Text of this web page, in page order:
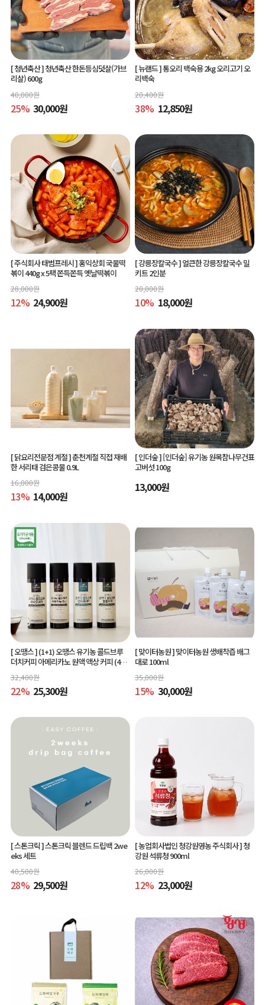
[ 청년축산 ]청년축산 한돈등심덧살(가브
리살) 600g
40,000원
25% 30,000원
[ 뉴랜드 ]통오리 백숙용 2kg 오리고기 오
리백숙
20,400원
38% 12,850원
[ 주식회사 태범프레시 ]홍익상회 국물떡
볶이 440g x 5팩 쫀득쫀득 옛날떡볶이
28,000원
12% 24,900원
[ 강릉장칼국수 ]얼큰한 강릉장칼국수 밀
키트 2인분
20,000원
10% 18,000원
[ 닭요리전문점 계절 ]춘천계절 직접 재배
한 서리태 검은콩물 0.9L
16,000원
13% 14,000원
[ 인더숲 ][인더숲] 유기농 원목참나무건표
고버섯 100g
13,000원
[ 오땡스 ](1+1) 오땡스 유기농 콜드브루
더치커피 아메리카노 원액 액상 커피 (400
32,400원
22% 25,300원
[ 맞이터농원 ]맞이터농원 생배착즙 배그
대로 100ml
35,000원
15% 30,000원
[ 스톤크릭 ]스톤크릭 블렌드 드립백 2we
eks 세트
40,500원
28% 29,500원
[ 농업회사법인 청강원영농 주식회사 ]청
강원 석류청 900ml
26,000원
12% 23,000원